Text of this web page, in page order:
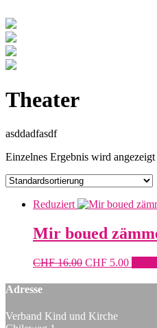
Theater
asddadfasdf
Einzelnes Ergebnis wird angezeigt
Reduziert
Mir boued
CHF16.00 Ursprünglicher
war:
CHF 5.00
ist:
Adresse
Verband Kind und Kirche